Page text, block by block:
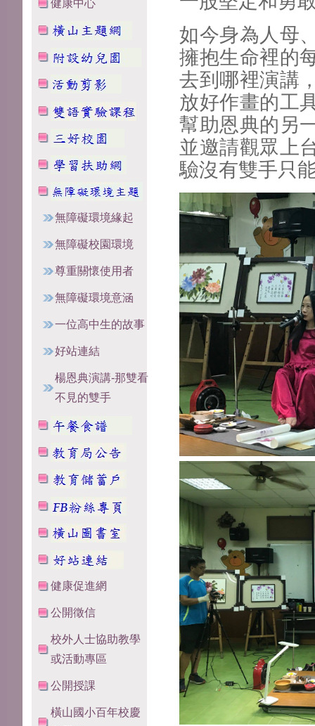
健康中心
無障礙環境緣起
無障礙校園環境
尊重關懷使用者
無障礙環境意涵
一位高中生的故事
好站連結
楊恩典演講-那雙看
不見的雙手
健康促進網
公開徵信
校外人士協助教學
或活動專區
公開授課
橫山國小百年校慶
如今身為人母
擁抱生命裡的
去到哪裡演講
放好作畫的工
幫助恩典的另
並邀請觀眾上
驗沒有雙手只